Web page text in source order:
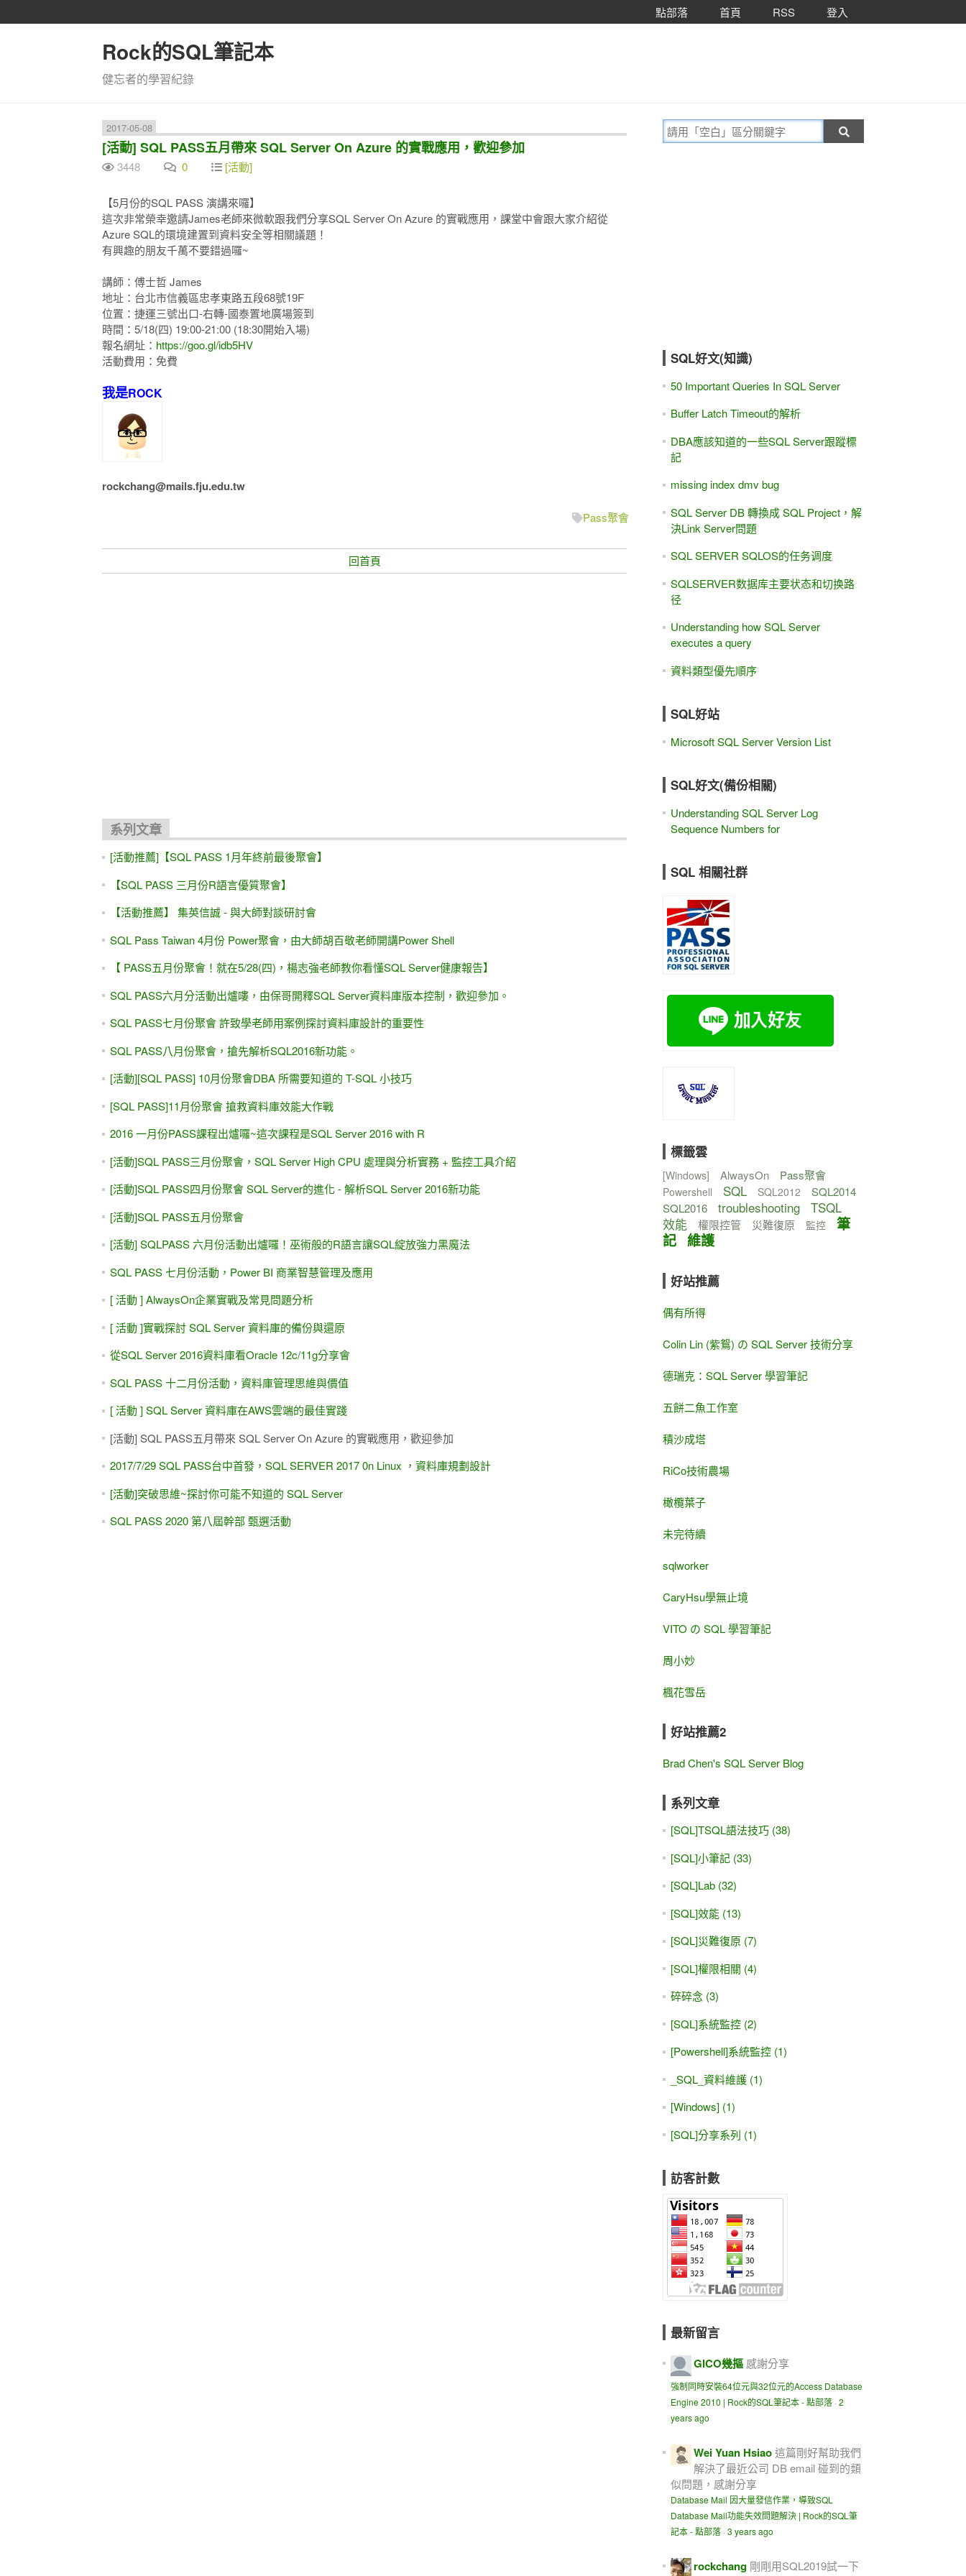
點部落 首頁 RSS 登入
Rock的SQL筆記本
健忘者的學習紀錄
2017-05-08
[活動] SQL PASS五月帶來 SQL Server On Azure 的實戰應用，歡迎參加
3448 0 [活動]
【5月份的SQL PASS 演講來囉】
這次非常榮幸邀請James老師來微軟跟我們分享SQL Server On Azure 的實戰應用，課堂中會跟大家介紹從
Azure SQL的環境建置到資料安全等相關議題！
有興趣的朋友千萬不要錯過囉~
講師：傅士哲 James
地址：台北市信義區忠孝東路五段68號19F
位置：捷運三號出口-右轉-國泰置地廣場簽到
時間：5/18(四) 19:00-21:00 (18:30開始入場)
報名網址： https://goo.gl/idb5HV
活動費用：免費
我是ROCK
rockchang@mails.fju.edu.tw
Pass聚會
回首頁
[活動]SQL PASS四月份聚會 SQL Server的進化 - 解析SQL Server 2016新功能
SQL Pass Taiwan 4月份 Power聚會，由大師胡百敬老師開講Power Shell
2017/7/29 SQL PASS台中首發，SQL SERVER 2017 0n Linux ，資料庫規劃設計
[ 活動 ]實戰探討 SQL Server 資料庫的備份與還原
從SQL Server 2016資料庫看Oracle 12c/11g分享會
【SQL PASS 三月份R語言優質聚會】
[活動]SQL PASS五月份聚會
[ 活動 ] SQL Server 資料庫在AWS雲端的最佳實踐
[活動]突破思維~探討你可能不知道的 SQL Server
[活動] SQLPASS 六月份活動出爐囉！巫術般的R語言讓SQL綻放強力黑魔法
2016 一月份PASS課程出爐囉~這次課程是SQL Server 2016 with R
[活動]SQL PASS三月份聚會，SQL Server High CPU 處理與分析實務 + 監控工具介紹
SQL PASS七月份聚會 許致學老師用案例探討資料庫設計的重要性
[活動推薦]【SQL PASS 1月年終前最後聚會】
[SQL PASS]12月份聚會 胡百敬老師SQL資料庫Q & A活動
[ 活動 ] AlwaysOn企業實戰及常見問題分析
[SQL PASS]11月份聚會 搶救資料庫效能大作戰
【 PASS五月份聚會！就在5/28(四)，楊志強老師教你看懂SQL Server健康報告】
SQL PASS 十二月份活動，資料庫管理思維與價值
SQL PASS六月分活動出爐嘍，由保哥開釋SQL Server資料庫版本控制，歡迎參加。
SQL PASS八月份聚會，搶先解析SQL2016新功能。
SQL PASS 2020 第八屆幹部 甄選活動
SQL PASS 七月份活動，Power BI 商業智慧管理及應用
系列文章
[活動推薦]【SQL PASS 1月年終前最後聚會】
SQL好文(知識)
50 Important Queries In SQL Server
Buffer Latch Timeout的解析
DBA應該知道的一些SQL Server跟蹤標
記
missing index dmv bug
SQL Server DB 轉換成 SQL Project，解
決Link Server問題
SQL SERVER SQLOS的任务调度
SQLSERVER数据库主要状态和切换路
径
Understanding how SQL Server
executes a query
資料類型優先順序
SQL好站
Microsoft SQL Server Version List
SQL好文(備份相關)
Understanding SQL Server Log
Sequence Numbers for
SQL 相關社群
標籤雲
[Windows] AlwaysOn Pass聚會
Powershell SQL SQL2012
SQL2014
SQL2016
troubleshooting TSQL
效能
權限控管 災難復原 監控
筆
記 維護
好站推薦
偶有所得
Colin Lin (紫鴛) の SQL Server 技術分享
德瑞克：SQL Server 學習筆記
五餅二魚工作室
積沙成塔
RiCo技術農場
橄欖葉子
未完待續
sqlworker
CaryHsu學無止境
VITO の SQL 學習筆記
周小妙
楓花雪岳
好站推薦2
Brad Chen's SQL Server Blog
系列文章
[SQL]TSQL語法技巧 (38)
[SQL]小筆記 (33)
[SQL]Lab (32)
[SQL]效能 (13)
[SQL]災難復原 (7)
[SQL]權限相關 (4)
碎碎念 (3)
[SQL]系統監控 (2)
[Powershell]系統監控 (1)
_SQL_資料維護 (1)
[Windows] (1)
[SQL]分享系列 (1)
訪客計數
最新留言
GICO幾摳 感謝分享
強制同時安裝64位元與32位元的Access Database
Engine 2010 | Rock的SQL筆記本 - 點部落 · 2
years ago
Wei Yuan Hsiao這篇剛好幫助我們
解決了最近公司 DB email 碰到的類
似問題，感謝分享
Database Mail 因大量發信作業，導致SQL
Database Mail功能失效問題解決 | Rock的SQL筆
記本 - 點部落 · 3 years ago
rockchang 剛剛用SQL2019試一下